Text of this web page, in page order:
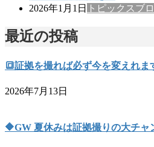
2026年1月1日 トピックス ブ
最近の投稿
🔳証拠を撮れば必ず今を変えれま
2026年7月13日
🔶GW 夏休みは証拠撮りの大チャ